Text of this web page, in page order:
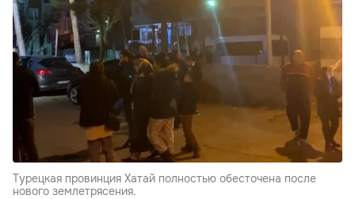
Турецкая провинция Хатай полностью обесточена после
нового землетрясения.